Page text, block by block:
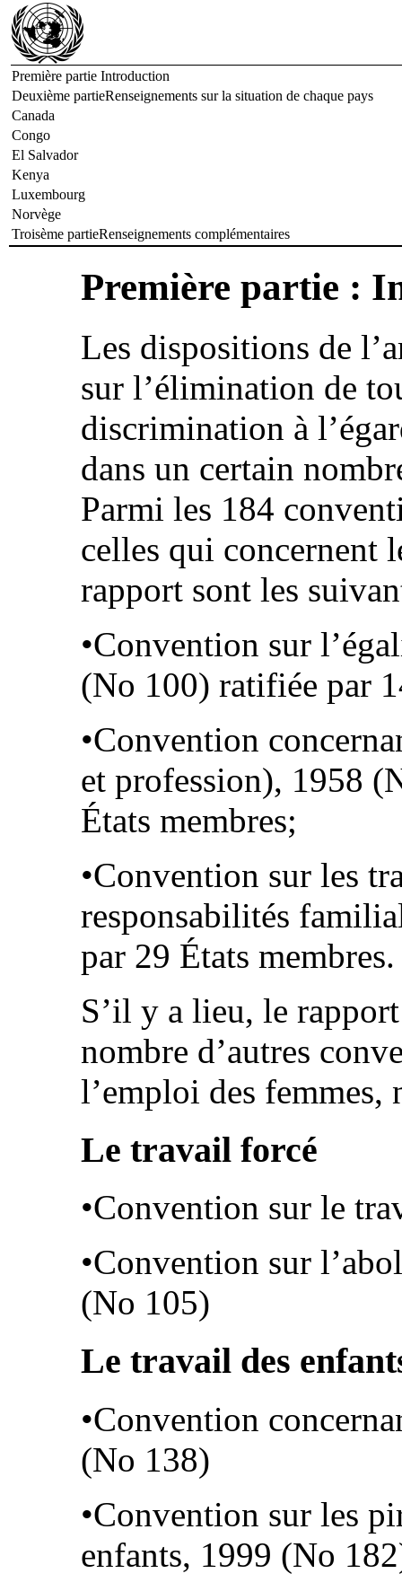
Première partie Introduction
Deuxième partieRenseignements sur la situation de chaque pays
Canada
Congo
El Salvador
Kenya
Luxembourg
Norvège
Troisème partieRenseignements complémentaires
Première partie :
Les dispositions de
sur l’élimination de
discrimination à
dans un certain
Parmi les 184
celles qui concernent
rapport sont les
•Convention sur
(No 100) ratifiée par
•Convention
et profession), 1958
États membres;
•Convention sur les
responsabilités
par 29 États membres.
S’il y a lieu, le
nombre d’autres
l’emploi des femmes,
Le travail forcé
•Convention sur le
•Convention sur
(No 105)
Le travail des
•Convention
(No 138)
•Convention sur les
enfants, 1999 (No